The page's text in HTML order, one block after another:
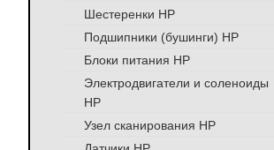
Шестеренки HP
Подшипники (бушинги) HP
Блоки питания HP
Электродвигатели и соленоиды
HP
Узел сканирования HP